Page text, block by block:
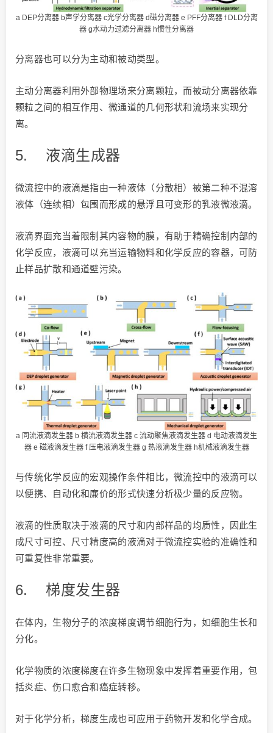
a DEP分离器 b声学分离器 c光学分离器 d磁分离器 e PFF分离器 f DLD分离
器 g水动力过滤分离器 h惯性分离器
分离器也可以分为主动和被动类型。
主动分离器利用外部物理场来分离颗粒，而被动分离器依靠
颗粒之间的相互作用、微通道的几何形状和流场来实现分
离。
5. 液滴生成器
微流控中的液滴是指由一种液体（分散相）被第二种不混溶
液体（连续相）包围而形成的悬浮且可变形的乳液微液滴。
液滴界面充当着限制其内容物的膜，有助于精确控制内部的
化学反应，液滴可以充当运输物料和化学反应的容器，可防
止样品扩散和通道壁污染。
a 同流液滴发生器 b 横流液滴发生器 c 流动聚焦液滴发生器 d 电动液滴发生
器 e 磁液滴发生器 f 压电液滴发生器 g 热液滴发生器 h机械液滴发生器
与传统化学反应的宏观操作条件相比，微流控中的液滴可以
以便携、自动化和廉价的形式快速分析极少量的反应物。
液滴的性质取决于液滴的尺寸和内部样品的均质性，因此生
成尺寸可控、尺寸精度高的液滴对于微流控实验的准确性和
可重复性非常重要。
6. 梯度发生器
在体内，生物分子的浓度梯度调节细胞行为，如细胞生长和
分化。
化学物质的浓度梯度在许多生物现象中发挥着重要作用，包
括炎症、伤口愈合和癌症转移。
对于化学分析，梯度生成也可应用于药物开发和化学合成。